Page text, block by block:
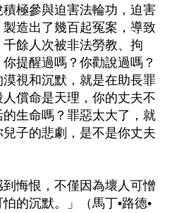
極參與迫害法輪功，迫害
造出了幾百起冤案，導致
餘人次被非法勞教、拘
提醒過嗎？你勸說過嗎？
視和沉默，就是在助長罪
償命是天理，你的丈夫不
生命嗎？罪惡太大了，就
子的悲劇，是不是你丈夫
到悔恨，不僅因為壞人可憎
的沉默。」（馬丁•路德•